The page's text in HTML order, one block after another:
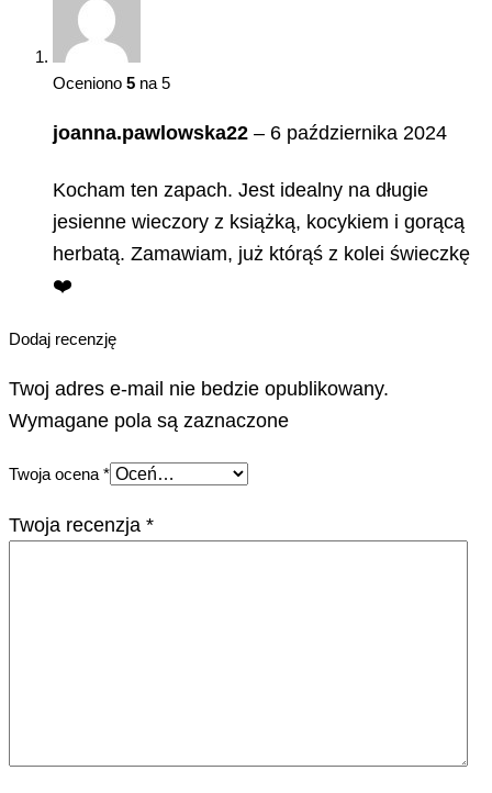
Oceniono 5 na 5
joanna.pawlowska22 – 6 października 2024
Kocham ten zapach. Jest idealny na długie
jesienne wieczory z książką, kocykiem i gorącą
herbatą. Zamawiam, już którąś z kolei świeczkę
❤️
Dodaj recenzję
Twoj adres e-mail nie bedzie opublikowany.
Wymagane pola są zaznaczone
Twoja ocena *
Twoja recenzja *